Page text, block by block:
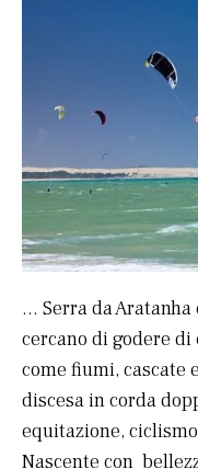
… Serra da
cercano di godere
come fiumi, cascate
discesa in corda
equitazione,
Nascente con